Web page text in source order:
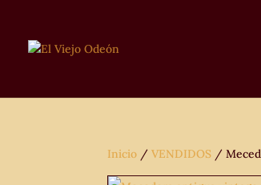
Inicio /VENDIDOS /